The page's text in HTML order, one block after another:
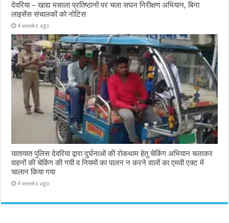
देवरिया – खाद्य मसाला प्रतिष्ठानों पर चला सघन निरीक्षण अभियान, बिना
लाइसेंस संचालकों को नोटिस
4 weeks ago
यातायात पुलिस देवरिया द्वारा दुर्घनाओं की रोकथाम हेतु चेकिंग अभियान चलाकर
वाहनों की चेकिंग की गयी व नियमों का पालन न करने वालों का एमवी एक्ट में
चालान किया गया
4 weeks ago